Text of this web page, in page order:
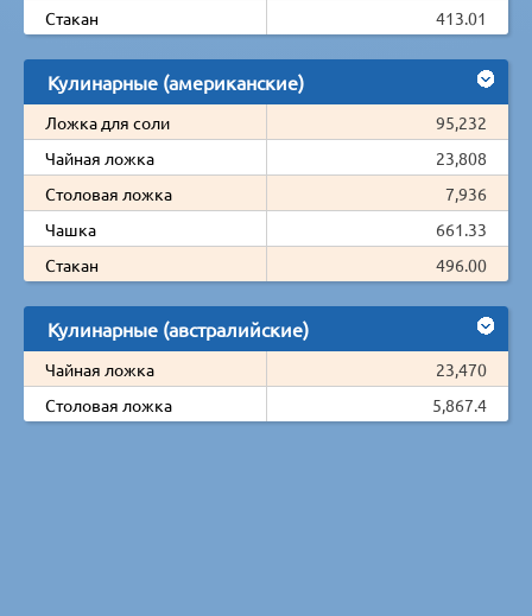
Стакан
413.01
Кулинарные (американские)
Ложка для соли
95,232
Чайная ложка
23,808
Столовая ложка
7,936
Чашка
661.33
Стакан
496.00
Кулинарные (австралийские)
Чайная ложка
23,470
Столовая ложка
5,867.4